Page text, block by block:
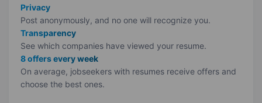
Privacy
Post anonymously, and no one will recognize you.
Transparency
See which companies have viewed your resume.
8 offers every week
On average, jobseekers with resumes receive offers and
choose the best ones.